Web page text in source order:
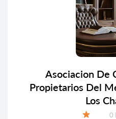
Asociacion De
Propietarios Del
Los
0